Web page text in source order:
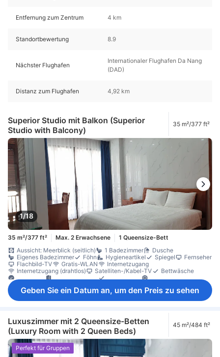
Entfernung zum Zentrum 4 km
Standortbewertung 8.9
Nächster Flughafen
Internationaler Flughafen Da Nang
(DAD)
Distanz zum Flughafen 4,92 km
Superior Studio mit Balkon (Superior
Studio with Balcony)
35 m²/377 ft²
1/18
35 m²/377 ft² Max. 2 Erwachsene
1 Queensize-Bett
Aussicht: Meerblick (seitlich)
1 Badezimmer
Dusche
Eigenes Badezimmer
Föhn Hygieneartikel Spiegel
Fernseher
Flachbild-TV
Gratis-WLAN
Internetzugang
Internetzugang (drahtlos)
Satelliten-/Kabel-TV
Bettwäsche
Ventilator
Vorhänge zur Verdunkelung
Esstisch
Küche (voll ausgestattet)
Schreibtisch
Sitzecke
Sofa Kleiderschrank
Wäscheständer
Waschmaschine
Feuerlöscher
Kohlenmonoxiddetektor
Nichtraucher
Privates Apartment im Gebäude
Schließfach
Zugang über Aufzug Zugang über Treppe
Geben Sie ein Datum an, um den Preis zu sehen
Luxuszimmer mit 2 Queensize-Betten
(Luxury Room with 2 Queen Beds)
45 m²/484 ft²
Perfekt für Gruppen